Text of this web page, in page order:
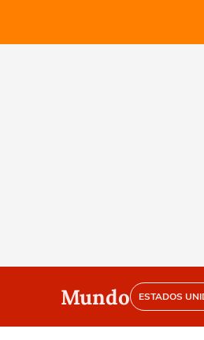
Mundo ESTADOS